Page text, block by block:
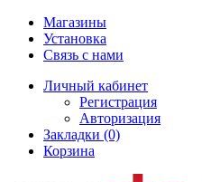
Магазины
Установка
Связь с нами
Личный кабинет
Регистрация
Авторизация
Закладки (0)
Корзина